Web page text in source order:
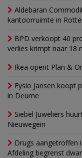
Aldebaran
kantoorruimte in
BPD verkoopt 40
verlies krimpt naar 18
Ikea opent Plan &
Fysio Jansen koopt
in Deurne
Siebel Juweliers
Nieuwegein
Drugs aangetroffen
Afdeling begrenst